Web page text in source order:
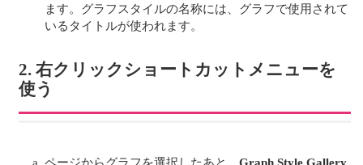
ます。グラフスタイルの名称には、グラフで使用されて
いるタイトルが使われます。
2. 右クリックショートカットメニューを
使う